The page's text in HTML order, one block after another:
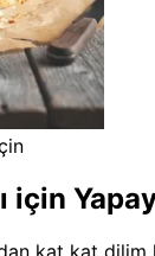
için
kat kat